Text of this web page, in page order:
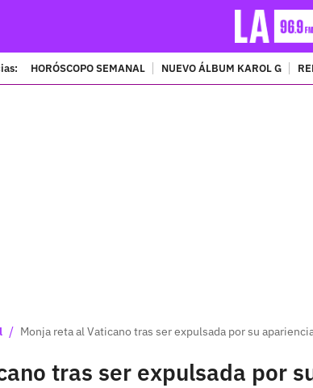
HORÓSCOPO SEMANAL NUEVO ÁLBUM KAROL G
/ Monja reta al Vaticano tras ser expulsada por su
tras ser expulsada por